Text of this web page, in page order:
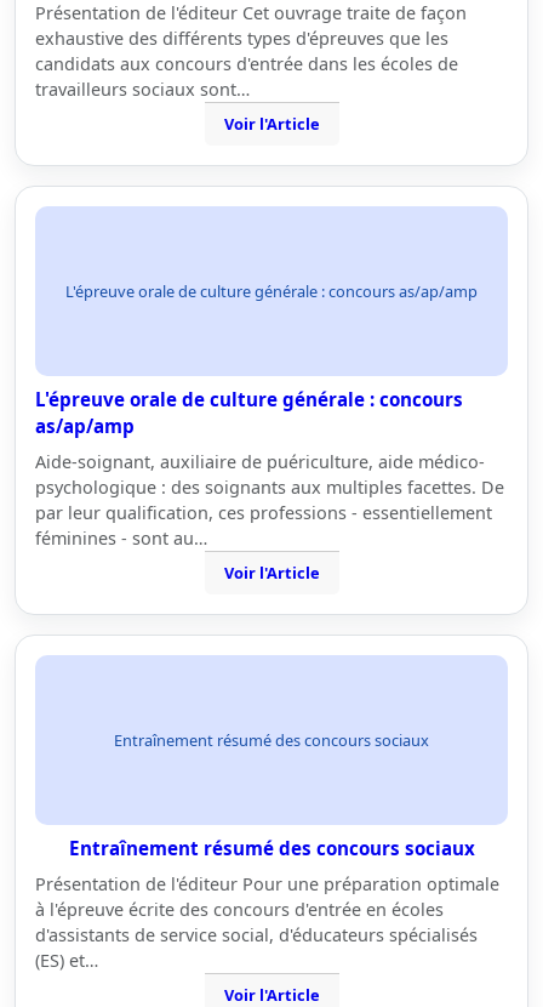
Présentation de l'éditeur Cet ouvrage traite de façon
exhaustive des différents types d'épreuves que les
candidats aux concours d'entrée dans les écoles de
travailleurs sociaux sont…
Voir l'Article
L'épreuve orale de culture générale : concours as/ap/amp
L'épreuve orale de culture générale : concours
as/ap/amp
Aide-soignant, auxiliaire de puériculture, aide médico-
psychologique : des soignants aux multiples facettes. De
par leur qualification, ces professions - essentiellement
féminines - sont au…
Voir l'Article
Entraînement résumé des concours sociaux
Entraînement résumé des concours sociaux
Présentation de l'éditeur Pour une préparation optimale
à l'épreuve écrite des concours d'entrée en écoles
d'assistants de service social, d'éducateurs spécialisés
(ES) et…
Voir l'Article